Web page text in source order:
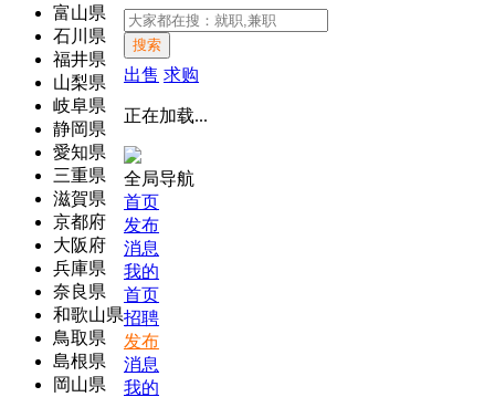
富山県
石川県
福井県
山梨県
岐阜県
静岡県
愛知県
三重県
滋賀県
京都府
大阪府
兵庫県
奈良県
和歌山県
鳥取県
島根県
岡山県
搜索
出售 求购
正在加载...
全局导航
首页
发布
消息
我的
首页
招聘
发布
消息
我的